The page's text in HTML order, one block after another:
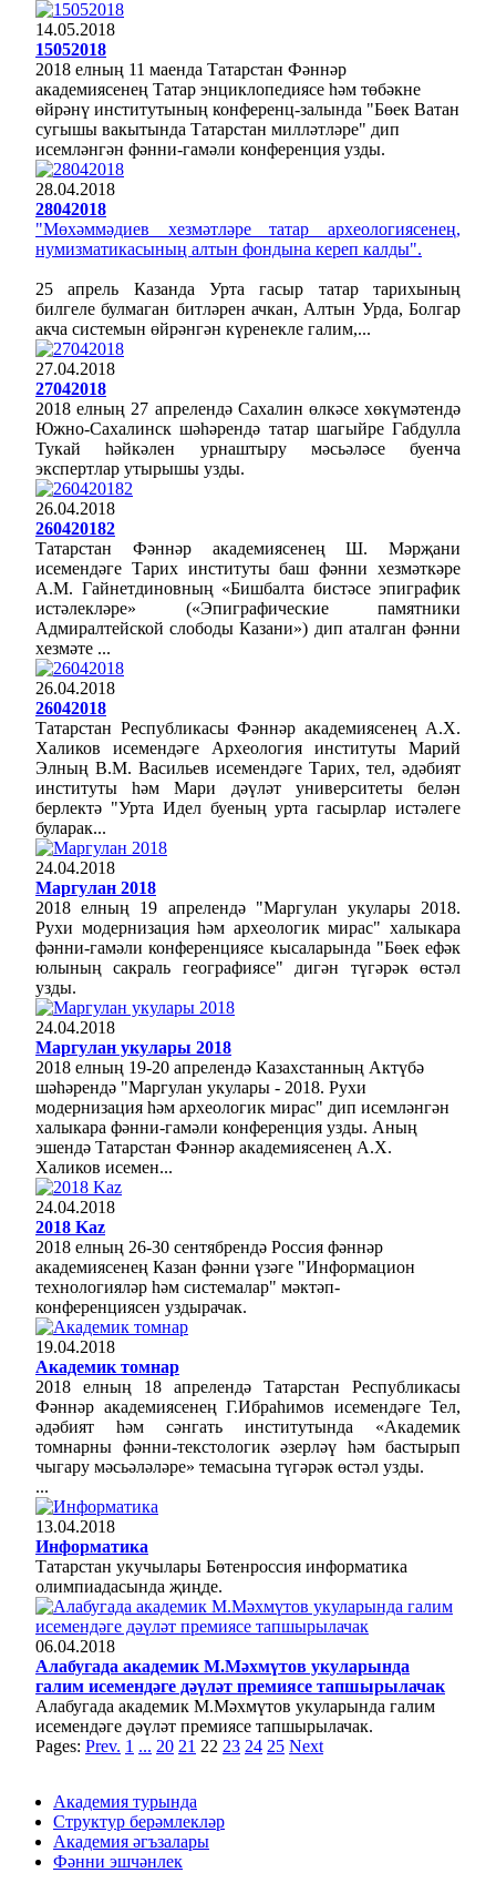
14.05.2018
15052018
2018 елның 11 маенда Татарстан Фәннәр
академиясенең Татар энциклопедиясе һәм төбәкне
өйрәнү институтының конференц-залында "Бөек Ватан
сугышы вакытында Татарстан милләтләре" дип
исемләнгән фәнни-гамәли конференция узды.
28.04.2018
28042018
"Мөхәммәдиев хезмәтләре татар археологиясенең,
нумизматикасының алтын фондына кереп калды".
25 апрель Казанда Урта гасыр татар тарихының
билгеле булмаган битләрен ачкан, Алтын Урда, Болгар
акча системын өйрәнгән күренекле галим,...
27.04.2018
27042018
2018 елның 27 апрелендә Сахалин өлкәсе хөкүмәтендә
Южно-Сахалинск шәһәрендә татар шагыйре Габдулла
Тукай һәйкәлен урнаштыру мәсьәләсе буенча
экспертлар утырышы узды.
26.04.2018
260420182
Татарстан Фәннәр академиясенең Ш. Мәрҗани
исемендәге Тарих институты баш фәнни хезмәткәре
А.М. Гайнетдиновның «Бишбалта бистәсе эпиграфик
истәлекләре» («Эпиграфические памятники
Адмиралтейской слободы Казани») дип аталган фәнни
хезмәте ...
26.04.2018
26042018
Татарстан Республикасы Фәннәр академиясенең А.Х.
Халиков исемендәге Археология институты Марий
Элның В.М. Васильев исемендәге Тарих, тел, әдәбият
институты һәм Мари дәүләт университеты белән
берлектә "Урта Идел буеның урта гасырлар истәлеге
буларак...
24.04.2018
Маргулан 2018
2018 елның 19 апрелендә "Маргулан укулары 2018.
Рухи модернизация һәм археологик мирас" халыкара
фәнни-гамәли конференциясе кысаларында "Бөек ефәк
юлының сакраль географиясе" дигән түгәрәк өстәл
узды.
24.04.2018
Маргулан укулары 2018
2018 елның 19-20 апрелендә Казахстанның Актүбә
шәһәрендә "Маргулан укулары - 2018. Рухи
модернизация һәм археологик мирас" дип исемләнгән
халыкара фәнни-гамәли конференция узды. Аның
эшендә Татарстан Фәннәр академиясенең А.Х.
Халиков исемен...
24.04.2018
2018 Kaz
2018 елның 26-30 сентябрендә Россия фәннәр
академиясенең Казан фәнни үзәге "Информацион
технологияләр һәм системалар" мәктәп-
конференциясен уздырачак.
19.04.2018
Академик томнар
2018 елның 18 апрелендә Татарстан Республикасы
Фәннәр академиясенең Г.Ибраһимов исемендәге Тел,
әдәбият һәм сәнгать институтында «Академик
томнарны фәнни-текстологик әзерләү һәм бастырып
чыгару мәсьәләләре» темасына түгәрәк өстәл узды.
...
13.04.2018
Информатика
Татарстан укучылары Бөтенроссия информатика
олимпиадасында җиңде.
06.04.2018
Алабугада академик М.Мәхмүтов укуларында
галим исемендәге дәүләт премиясе тапшырылачак
Алабугада академик М.Мәхмүтов укуларында галим
исемендәге дәүләт премиясе тапшырылачак.
Pages: Prev. 1 ... 20 21 22 23 24 25 Next
Академия турында
Структур берәмлекләр
Академия әгъзалары
Фәнни эшчәнлек